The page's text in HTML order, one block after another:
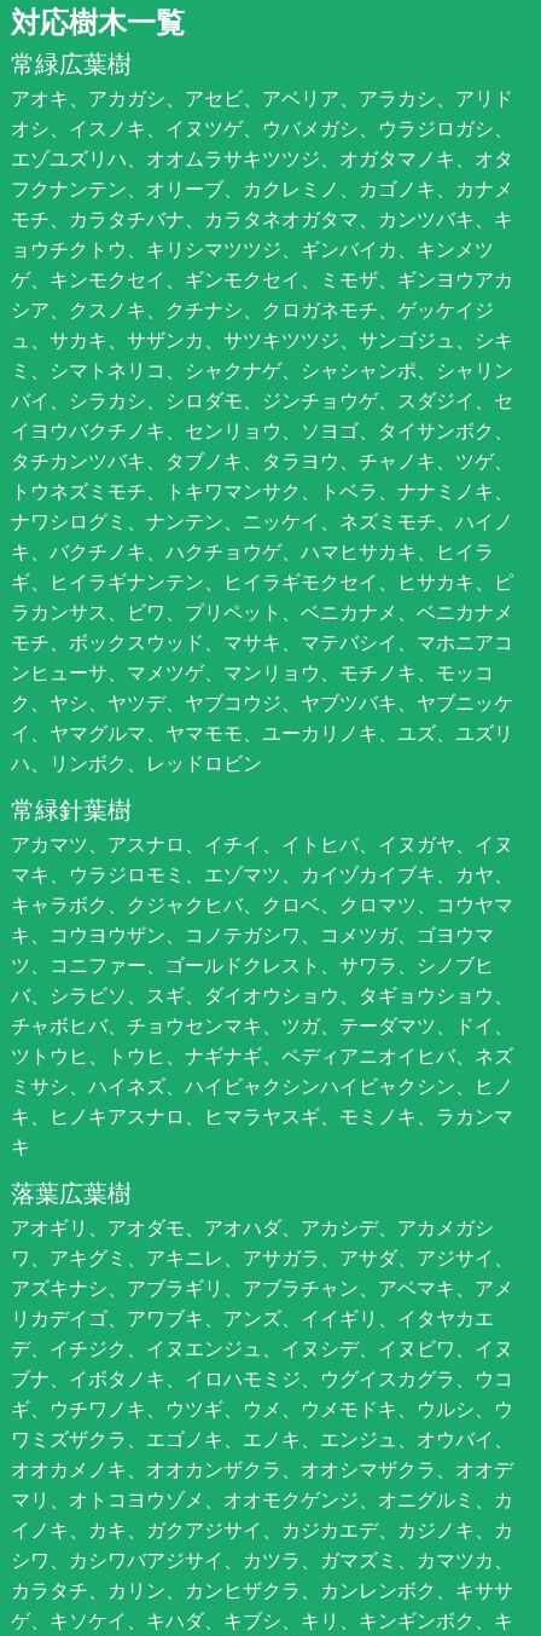
対応樹木一覧
常緑広葉樹
アオキ、アカガシ、アセビ、アベリア、アラカシ、アリド
オシ、イスノキ、イヌツゲ、ウバメガシ、ウラジロガシ、
エゾユズリハ、オオムラサキツツジ、オガタマノキ、オタ
フクナンテン、オリーブ、カクレミノ、カゴノキ、カナメ
モチ、カラタチバナ、カラタネオガタマ、カンツバキ、キ
ョウチクトウ、キリシマツツジ、ギンバイカ、キンメツ
ゲ、キンモクセイ、ギンモクセイ、ミモザ、ギンヨウアカ
シア、クスノキ、クチナシ、クロガネモチ、ゲッケイジ
ュ、サカキ、サザンカ、サツキツツジ、サンゴジュ、シキ
ミ、シマトネリコ、シャクナゲ、シャシャンポ、シャリン
バイ、シラカシ、シロダモ、ジンチョウゲ、スダジイ、セ
イヨウバクチノキ、センリョウ、ソヨゴ、タイサンボク、
タチカンツバキ、タブノキ、タラヨウ、チャノキ、ツゲ、
トウネズミモチ、トキワマンサク、トベラ、ナナミノキ、
ナワシログミ、ナンテン、ニッケイ、ネズミモチ、ハイノ
キ、バクチノキ、ハクチョウゲ、ハマヒサカキ、ヒイラ
ギ、ヒイラギナンテン、ヒイラギモクセイ、ヒサカキ、ピ
ラカンサス、ビワ、プリペット、ベニカナメ、ベニカナメ
モチ、ボックスウッド、マサキ、マテバシイ、マホニアコ
ンヒューサ、マメツゲ、マンリョウ、モチノキ、モッコ
ク、ヤシ、ヤツデ、ヤブコウジ、ヤブツバキ、ヤブニッケ
イ、ヤマグルマ、ヤマモモ、ユーカリノキ、ユズ、ユズリ
ハ、リンボク、レッドロビン
常緑針葉樹
アカマツ、アスナロ、イチイ、イトヒバ、イヌガヤ、イヌ
マキ、ウラジロモミ、エゾマツ、カイヅカイブキ、カヤ、
キャラボク、クジャクヒバ、クロベ、クロマツ、コウヤマ
キ、コウヨウザン、コノテガシワ、コメツガ、ゴヨウマ
ツ、コニファー、ゴールドクレスト、サワラ、シノブヒ
バ、シラビソ、スギ、ダイオウショウ、タギョウショウ、
チャボヒバ、チョウセンマキ、ツガ、テーダマツ、ドイ、
ツトウヒ、トウヒ、ナギナギ、ペディアニオイヒバ、ネズ
ミサシ、ハイネズ、ハイビャクシンハイビャクシン、ヒノ
キ、ヒノキアスナロ、ヒマラヤスギ、モミノキ、ラカンマ
キ
落葉広葉樹
アオギリ、アオダモ、アオハダ、アカシデ、アカメガシ
ワ、アキグミ、アキニレ、アサガラ、アサダ、アジサイ、
アズキナシ、アブラギリ、アブラチャン、アベマキ、アメ
リカデイゴ、アワブキ、アンズ、イイギリ、イタヤカエ
デ、イチジク、イヌエンジュ、イヌシデ、イヌビワ、イヌ
ブナ、イボタノキ、イロハモミジ、ウグイスカグラ、ウコ
ギ、ウチワノキ、ウツギ、ウメ、ウメモドキ、ウルシ、ウ
ワミズザクラ、エゴノキ、エノキ、エンジュ、オウバイ、
オオカメノキ、オオカンザクラ、オオシマザクラ、オオデ
マリ、オトコヨウゾメ、オオモクゲンジ、オニグルミ、カ
イノキ、カキ、ガクアジサイ、カジカエデ、カジノキ、カ
シワ、カシワバアジサイ、カツラ、ガマズミ、カマツカ、
カラタチ、カリン、カンヒザクラ、カンレンボク、キササ
ゲ、キソケイ、キハダ、キブシ、キリ、キンギンボク、キ